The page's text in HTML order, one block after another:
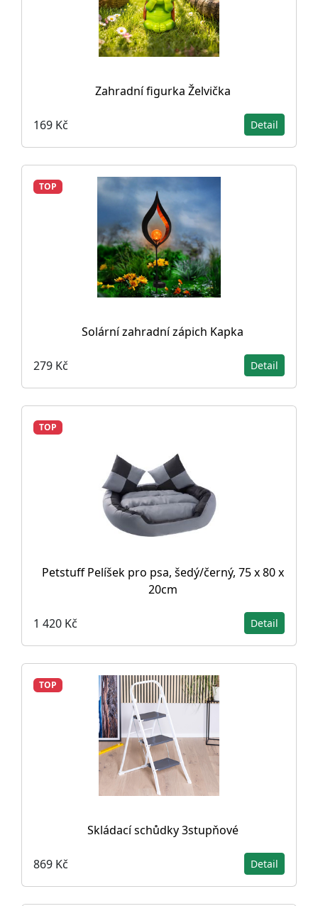
Zahradní figurka Želvička
169 Kč Detail
TOP
Solární zahradní zápich Kapka
279 Kč Detail
TOP
Petstuff Pelíšek pro psa, šedý/černý, 75 x 80 x
20cm
1 420 Kč Detail
TOP
Skládací schůdky 3stupňové
869 Kč Detail